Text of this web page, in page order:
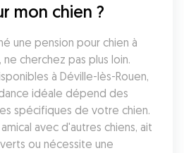
mon chien ?
une pension pour chien à
ne cherchez pas plus loin.
à Déville-lès-Rouen,
idéale dépend des
spécifiques de votre chien.
avec d'autres chiens, ait
ou nécessite une